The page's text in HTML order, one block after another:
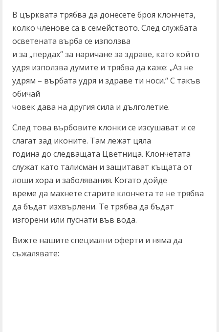
В църквата трябва да донесете броя клончета,
колко членове са в семейството. След службата
осветената върба се използва
и за „пердах“ за наричане за здраве, като който
удря използва думите и трябва да каже: „Аз не
удрям – върбата удря и здраве ти носи.“ С такъв
обичай
човек дава на другия сила и дълголетие.
След това върбовите клонки се изсушават и се
слагат зад иконите. Там лежат цяла
година до следващата Цветница. Клончетата
служат като талисман и защитават къщата от
лоши хора и заболявания. Когато дойде
време да махнете старите клончета те не трябва
да бъдат изхвърлени. Те трябва да бъдат
изгорени или пуснати във вода.
Вижте нашите специални оферти и няма да
съжалявате: